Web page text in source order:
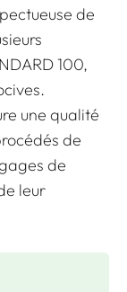
de
100,
une qualité
de
de
leur